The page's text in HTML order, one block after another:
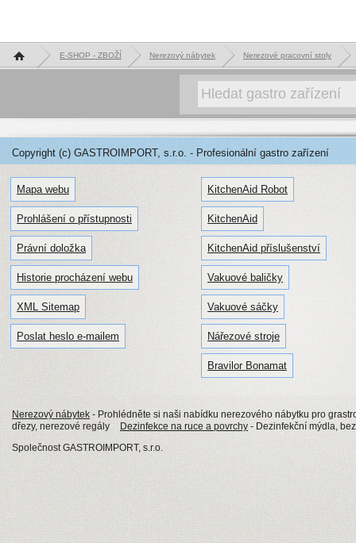
Hlavní stránka E-SHOP - ZBOŽÍ Nerezový nábytek Nerezové pracovní stoly
Copyright (c) GASTROIMPORT, s.r.o. - Profesionální gastro zařízení
Mapa webu
Prohlášení o přístupnosti
Právní doložka
Historie procházení webu
XML Sitemap
Poslat heslo e-mailem
KitchenAid Robot
KitchenAid
KitchenAid příslušenství
Vakuové baličky
Vakuové sáčky
Nářezové stroje
Bravilor Bonamat
Nerezový nábytek - Prohlédněte si naši nabídku nerezového nábytku pro
dřezy, nerezové regály
Dezinfekce na ruce a povrchy - Dezinfekční mýdla,
Společnost GASTROIMPORT, s.r.o.